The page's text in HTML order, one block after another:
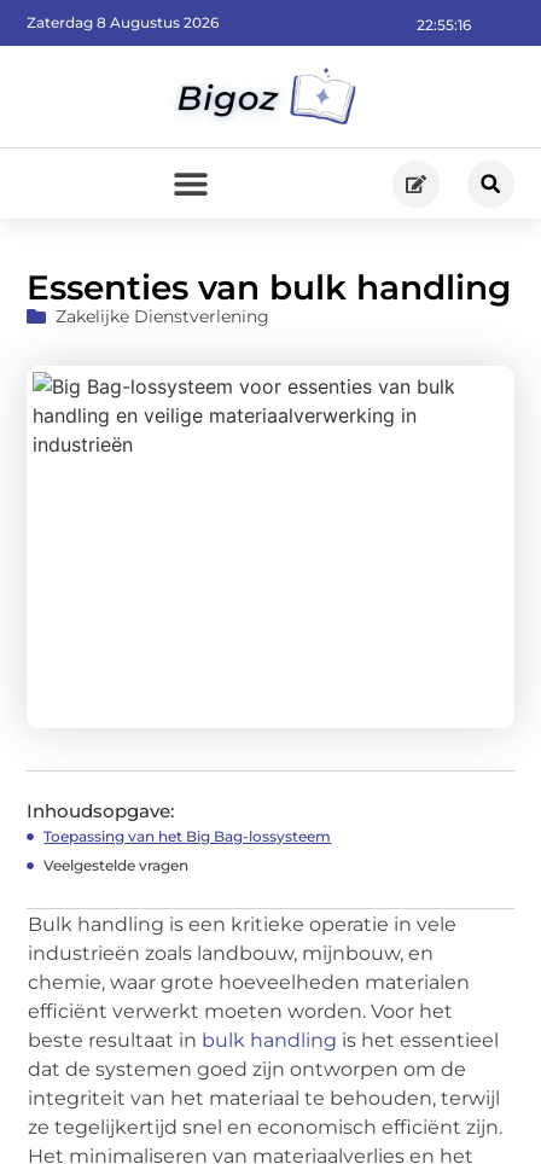
22:55:18
Zaterdag 8 Augustus 2026
Essenties van bulk handling
Zakelijke Dienstverlening
Inhoudsopgave:
Toepassing van het Big Bag-lossysteem
Veelgestelde vragen
Bulk handling is een kritieke operatie in vele
industrieën zoals landbouw, mijnbouw, en
chemie, waar grote hoeveelheden materialen
efficiënt verwerkt moeten worden. Voor het
beste resultaat in bulk handling is het essentieel
dat de systemen goed zijn ontworpen om de
integriteit van het materiaal te behouden, terwijl
ze tegelijkertijd snel en economisch efficiënt zijn.
Het minimaliseren van materiaalverlies en het